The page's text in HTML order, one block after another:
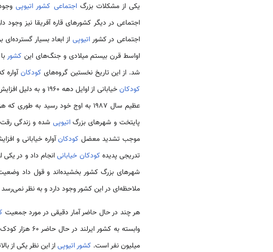
یکی از مشکلات بزرگاجتماعی کشور اتیوپیوجود
اجتماعی در دیگر کشورهای قاره آفریقا نیز وجود
اجتماعی در کشوراتیوپی از ابعاد بسیار
اواسط قرن بیستم میلادی و جنگ‌های این کشور
شد. از این تاریخ نخستین گروه‌های کودکانآواره
کودکانخیابانی از اوایل دهه 1960 و به دلیل افزایش
عظیم سال 1987 به اوج خود رسید به طوری که هزاران نفر از
پایتخت و شهرهای بزرگاتیوپی شده و زندگی رقت
موجب تشدید معضل کودکانآواره خیابانی و
تدریجی پدیده کودکان خیابانیانجام داد و در یکی
شهرهای بزرگ کشور بخشیده‌اند و قول داد
ملاحظه‌ای در این کشور وجود دارد و به نظر
هر چند در حال حاضر آمار دقیقی در مورد جمعیت
وابسته به کشور ایرلند در حال حاضر 60 هزار کودک و نوجوان بی خانمان در شهر آدیس آبابا زندگی می‌کنند و تعداد آنها در سرتاسر
میلیون نفر است. کشور اتیوپیاز این نظر یکی از